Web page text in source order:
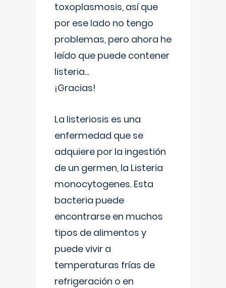
toxoplasmosis, así que
por ese lado no tengo
problemas, pero ahora he
leído que puede contener
listeria...
¡Gracias!
La listeriosis es una
enfermedad que se
adquiere por la ingestión
de un germen, la Listeria
monocytogenes. Esta
bacteria puede
encontrarse en muchos
tipos de alimentos y
puede vivir a
temperaturas frías de
refrigeración o en